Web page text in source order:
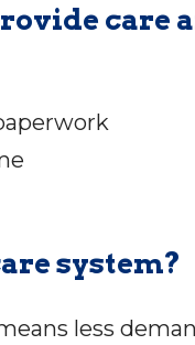
care
system?
less